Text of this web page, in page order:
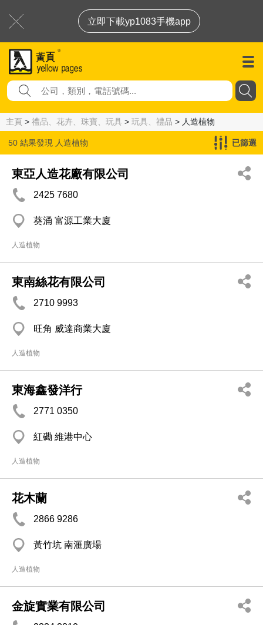
立即下載yp1083手機app
主頁 > 禮品、花卉、珠寶、玩具 > 玩具、禮品 > 人造植物
50 結果發現 人造植物 已篩選
東亞人造花廠有限公司
2425 7680
葵涌 富源工業大廈
人造植物
東南絲花有限公司
2710 9993
旺角 威達商業大廈
人造植物
東海鑫發洋行
2771 0350
紅磡 維港中心
人造植物
花木蘭
2866 9286
黃竹坑 南滙廣場
人造植物
金旋實業有限公司